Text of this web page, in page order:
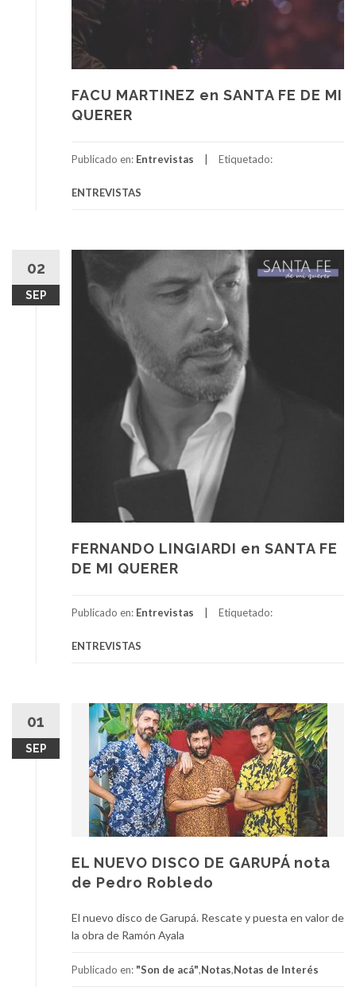
FACU MARTINEZ en SANTA FE DE MI
QUERER
Publicado en: Entrevistas Etiquetado:
ENTREVISTAS
02
SEP
FERNANDO LINGIARDI en SANTA FE
DE MI QUERER
Publicado en: Entrevistas Etiquetado:
ENTREVISTAS
01
SEP
EL NUEVO DISCO DE GARUPÁ nota
de Pedro Robledo
El nuevo disco de Garupá. Rescate y puesta en valor de
la obra de Ramón Ayala
Publicado en: "Son de acá",Notas,Notas de Interés